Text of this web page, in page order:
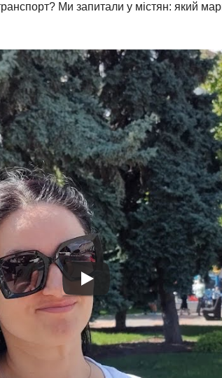
Ми запитали у містян: який